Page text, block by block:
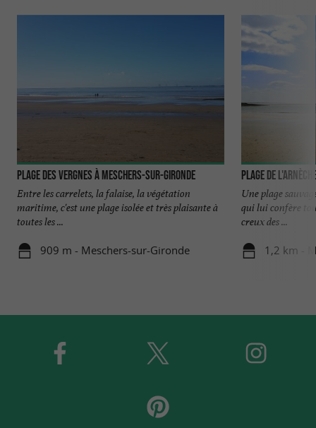
Plage des Vergnes à Meschers-sur-Gironde
Entre les carrelets, la falaise, la végétation
maritime, c'est une plage isolée et très plaisante à
toutes les ...
909 m - Meschers-sur-Gironde
Plage de
Une plage
qui lui confère
creux des ...
1,2 km -